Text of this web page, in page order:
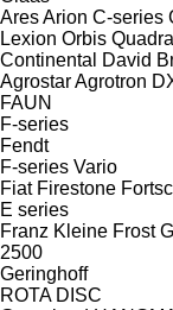
AresArion C-series
Lexion Orbis
Continental
David
AgrostarAgrotron
FAUN
F-series
Fendt
F-series Vario
Fiat Firestone
E series
Franz Kleine Frost
2500
Geringhoff
ROTA DISC